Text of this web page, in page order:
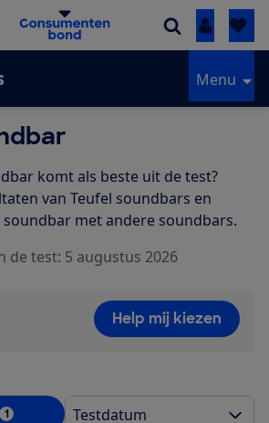
Inloggen
Menu
komt als beste uit de test?
van Teufel soundbars en
met andere soundbars.
de test: 5 augustus 2026
Help mij kiezen
1